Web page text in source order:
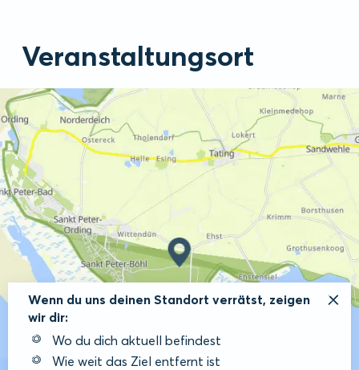
Veranstaltungsort
Wenn du uns deinen Standort verrätst, zeigen
wir dir:
Wo du dich aktuell befindest
Wie weit das Ziel entfernt ist